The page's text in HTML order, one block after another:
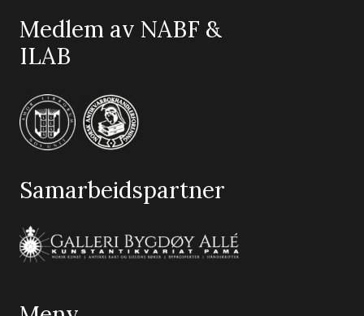
Medlem av NABF &
ILAB
Samarbeidspartner